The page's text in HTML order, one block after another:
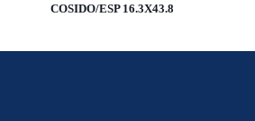
COSIDO/ESP 16.3X43.8